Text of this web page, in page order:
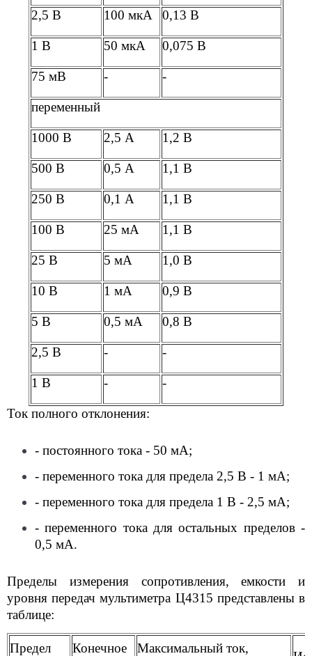
2,5 В 100 мкА 0,13 В
1 В 50 мкА 0,075 В
75 мВ - -
переменный
1000 В 2,5 А 1,2 В
500 В 0,5 А 1,1 В
250 В 0,1 А 1,1 В
100 В 25 мА 1,1 В
25 В 5 мА 1,0 В
10 В 1 мА 0,9 В
5 В 0,5 мА 0,8 В
2,5 В - -
1 В - -
Ток полного отклонения:
- постоянного тока - 50 мА;
- переменного тока для предела 2,5 В - 1 мА;
- переменного тока для предела 1 В - 2,5 мА;
- переменного тока для остальных пределов -
0,5 мА.
Пределы измерения сопротивления, емкости и
уровня передач мультиметра Ц4315 представлены в
таблице:
Предел Конечное Максимальный ток,